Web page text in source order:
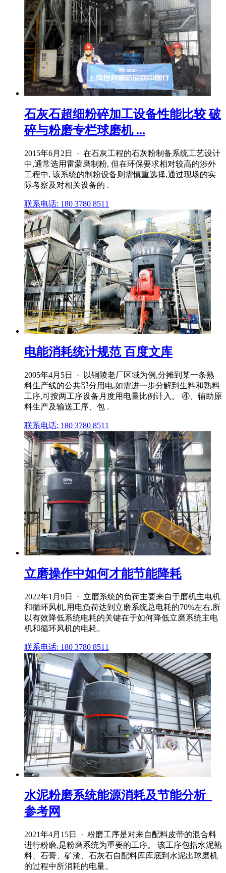
石灰石超细粉碎加工设备性能比较 破
碎与粉磨专栏球磨机 ...
2015年6月2日 · 在石灰工程的石灰粉制备系统工艺设计
中,通常选用雷蒙磨制粉, 但在环保要求相对较高的涉外
工程中, 该系统的制粉设备则需慎重选择,通过现场的实
际考察及对相关设备的 .
联系电话: 180 3780 8511
电能消耗统计规范 百度文库
2005年4月5日 · 以铜陵老厂区域为例,分摊到某一条熟
料生产线的公共部分用电,如需进一步分解到生料和熟料
工序,可按两工序设备月度用电量比例计入。 ④、辅助原
料生产及输送工序、包 .
联系电话: 180 3780 8511
立磨操作中如何才能节能降耗
2022年1月9日 · 立磨系统的负荷主要来自于磨机主电机
和循环风机,用电负荷达到立磨系统总电耗的70%左右,所
以有效降低系统电耗的关键在于如何降低立磨系统主电
机和循环风机的电耗。
联系电话: 180 3780 8511
水泥粉磨系统能源消耗及节能分析_
参考网
2021年4月15日 · 粉磨工序是对来自配料皮带的混合料
进行粉磨,是粉磨系统为重要的工序。 该工序包括水泥熟
料、石膏、矿渣、石灰石自配料库库底到水泥出球磨机
的过程中所消耗的电量。